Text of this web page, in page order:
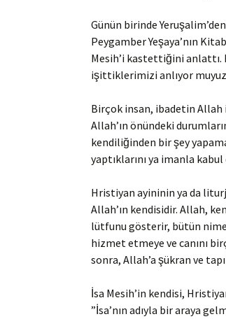
Günün birinde
Peygamber Yeşaya’nın
Mesih’i kastettiğini anlattı.
işittiklerimizi anlıyor
Birçok insan, ibadetin Allah
Allah’ın önündeki
kendiliğinden bir şey
yaptıklarını ya imanla kabul
Hristiyan ayininin ya da
Allah’ın kendisidir. Allah,
lütfunu gösterir, bütün
hizmet etmeye ve canını
sonra, Allah’a şükran ve
İsa Mesih’in kendisi,
”İsa’nın adıyla bir araya